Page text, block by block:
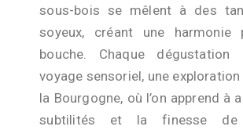
sous-bois se mêlent à des
soyeux, créant une harmonie
bouche. Chaque dégustation
voyage sensoriel, une exploration
la Bourgogne, où l’on apprend à
subtilités et la finesse